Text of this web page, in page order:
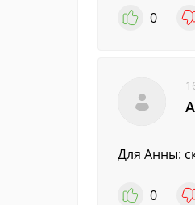
0
Для Анны:
0